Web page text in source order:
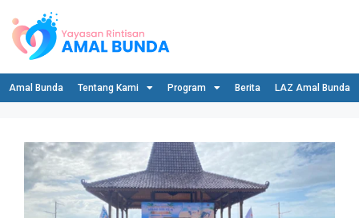
Amal Bunda Tentang Kami Program Berita LAZ Amal Bunda